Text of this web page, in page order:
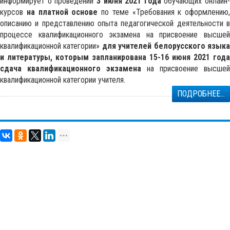
курсов на платной основе по теме «Требования к оформлению,
описанию и представлению опыта педагогической деятельности в
процессе квалификационного экзамена на присвоение высшей
квалификационной категории» для учителей белорусского языка
и литературы, которым запланирована 15-16 июня 2021 года
сдача квалификационного экзамена на присвоение высшей
квалификационной категории учителя.
ПОДРОБНЕЕ...